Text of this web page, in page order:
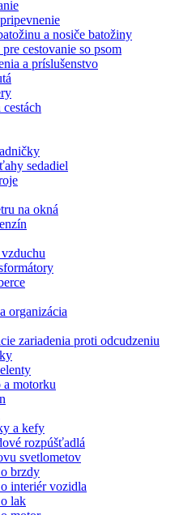
a nosiče batožiny
cestovanie so psom
a príslušenstvo
sedadiel
na okná
organizácia
zariadenia proti odcudzeniu
a motorku
a kefy
rozpúšťadlá
svetlometov
brzdy
interiér vozidla
lak